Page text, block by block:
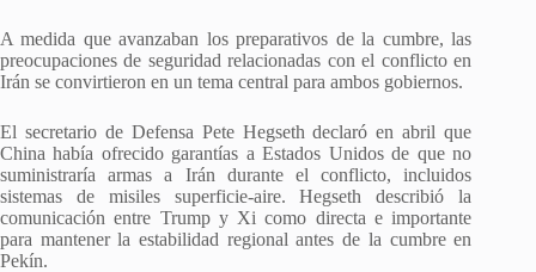
A medida que avanzaban los preparativos de la cumbre, las
preocupaciones de seguridad relacionadas con el conflicto en
Irán se convirtieron en un tema central para ambos gobiernos.
El secretario de Defensa Pete Hegseth declaró en abril que
China había ofrecido garantías a Estados Unidos de que no
suministraría armas a Irán durante el conflicto, incluidos
sistemas de misiles superficie-aire. Hegseth describió la
comunicación entre Trump y Xi como directa e importante
para mantener la estabilidad regional antes de la cumbre en
Pekín.